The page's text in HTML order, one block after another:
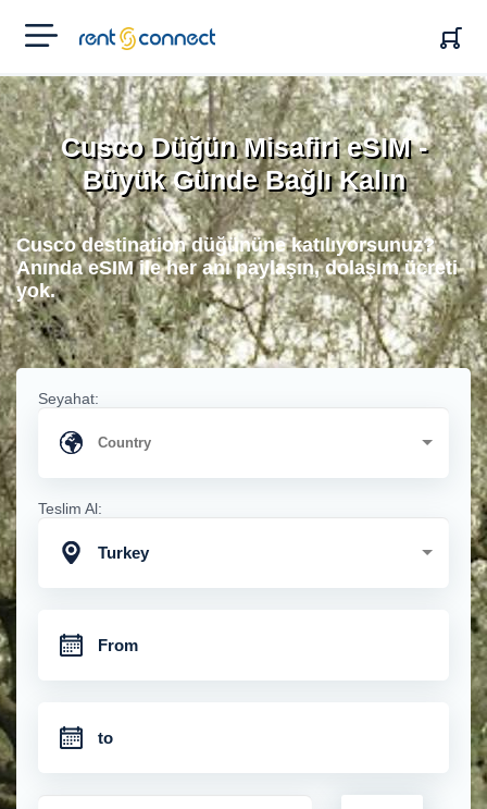
RENT'N
CONNECT
Cusco Düğün Misafiri eSIM -
Büyük Günde Bağlı Kalın
Cusco destination düğününe katılıyorsunuz?
Anında eSIM ile her anı paylaşın, dolaşım ücreti
yok.
Seyahat:
Teslim Al:
Turkey